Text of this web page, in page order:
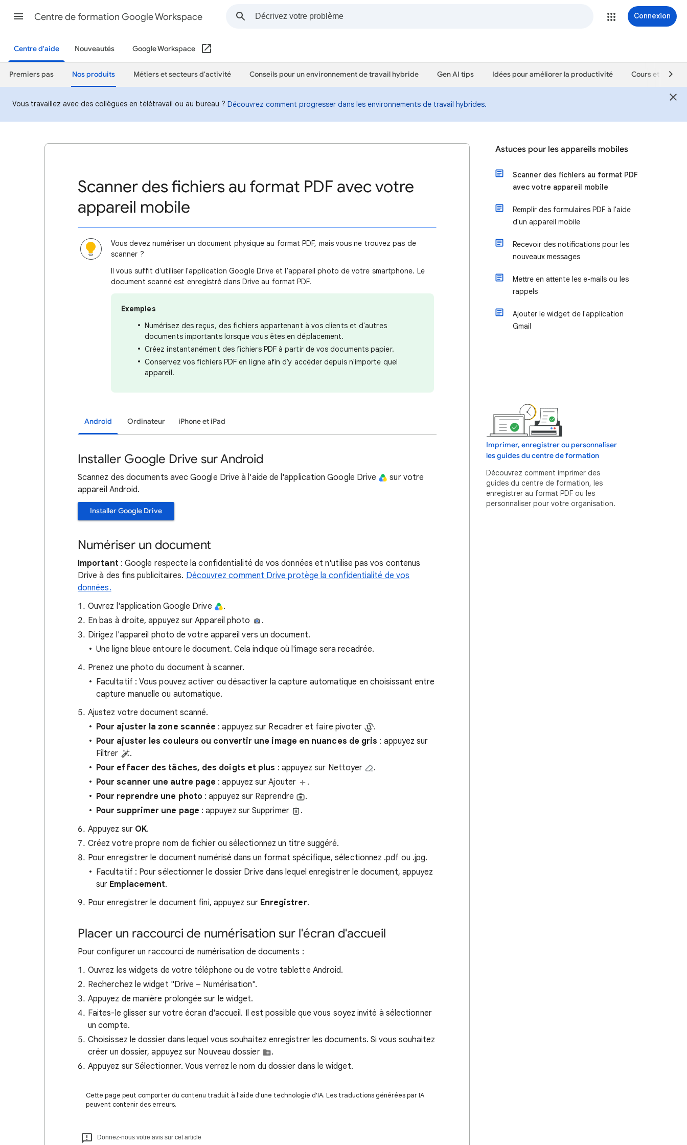
Centre de formation Google Workspace Connexion
Centre d'aide Nouveautés Google Workspace
Premiers pas Nos produits Métiers et secteurs d'activité Conseils pour un environnement de travail hybride Gen AI tips Idées pour améliorer la productivité Cours et
Vous travaillez avec des collègues en télétravail ou au bureau ? Découvrez comment progresser dans les environnements de travail hybrides.
Scanner des fichiers au format PDF avec votre
appareil mobile
Vous devez numériser un document physique au format PDF, mais vous ne trouvez pas de
scanner ?
Il vous suffit d'utiliser l'application Google Drive et l'appareil photo de votre smartphone. Le
document scanné est enregistré dans Drive au format PDF.
Exemples
Numérisez des reçus, des fichiers appartenant à vos clients et d'autres
documents importants lorsque vous êtes en déplacement.
Créez instantanément des fichiers PDF à partir de vos documents papier.
Conservez vos fichiers PDF en ligne afin d'y accéder depuis n'importe quel
appareil.
Android Ordinateur iPhone et iPad
Installer Google Drive sur Android
Scannez des documents avec Google Drive à l'aide de l'application Google Drive
sur votre
appareil Android.
Installer Google Drive
Numériser un document
Important : Google respecte la confidentialité de vos données et n'utilise pas vos contenus
Drive à des fins publicitaires. Découvrez comment Drive protège la confidentialité de vos
données.
Ouvrez l'application Google Drive
.
En bas à droite, appuyez sur Appareil photo
.
Dirigez l'appareil photo de votre appareil vers un document.
Une ligne bleue entoure le document. Cela indique où l'image sera recadrée.
Prenez une photo du document à scanner.
Facultatif : Vous pouvez activer ou désactiver la capture automatique en choisissant entre
capture manuelle ou automatique.
Ajustez votre document scanné.
Pour ajuster la zone scannée : appuyez sur Recadrer et faire pivoter
.
Pour ajuster les couleurs ou convertir une image en nuances de gris : appuyez sur
Filtrer
.
Pour effacer des tâches, des doigts et plus : appuyez sur Nettoyer
.
Pour scanner une autre page : appuyez sur Ajouter
.
Pour reprendre une photo : appuyez sur Reprendre
.
Pour supprimer une page : appuyez sur Supprimer
.
Appuyez sur OK.
Créez votre propre nom de fichier ou sélectionnez un titre suggéré.
Pour enregistrer le document numérisé dans un format spécifique, sélectionnez .pdf ou .jpg.
Facultatif : Pour sélectionner le dossier Drive dans lequel enregistrer le document, appuyez
sur Emplacement.
Pour enregistrer le document fini, appuyez sur Enregistrer.
Placer un raccourci de numérisation sur l'écran d'accueil
Pour configurer un raccourci de numérisation de documents :
Ouvrez les widgets de votre téléphone ou de votre tablette Android.
Recherchez le widget "Drive – Numérisation".
Appuyez de manière prolongée sur le widget.
Faites-le glisser sur votre écran d'accueil. Il est possible que vous soyez invité à sélectionner
un compte.
Choisissez le dossier dans lequel vous souhaitez enregistrer les documents. Si vous souhaitez
créer un dossier, appuyez sur Nouveau dossier
.
Appuyez sur Sélectionner. Vous verrez le nom du dossier dans le widget.
Cette page peut comporter du contenu traduit à l'aide d'une technologie d'IA. Les traductions générées par IA
peuvent contenir des erreurs.
Donnez-nous votre avis sur cet article
Astuces pour les appareils mobiles
Scanner des fichiers au format PDF
avec votre appareil mobile
Remplir des formulaires PDF à l'aide
d'un appareil mobile
Recevoir des notifications pour les
nouveaux messages
Mettre en attente les e-mails ou les
rappels
Ajouter le widget de l'application
Gmail
Imprimer, enregistrer ou personnaliser
les guides du centre de formation
Découvrez comment imprimer des
guides du centre de formation, les
enregistrer au format PDF ou les
personnaliser pour votre organisation.